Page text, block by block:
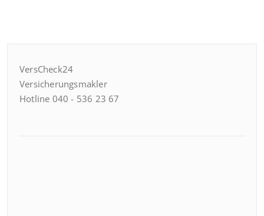
VersCheck24
Versicherungsmakler
Hotline 040 - 536 23 67